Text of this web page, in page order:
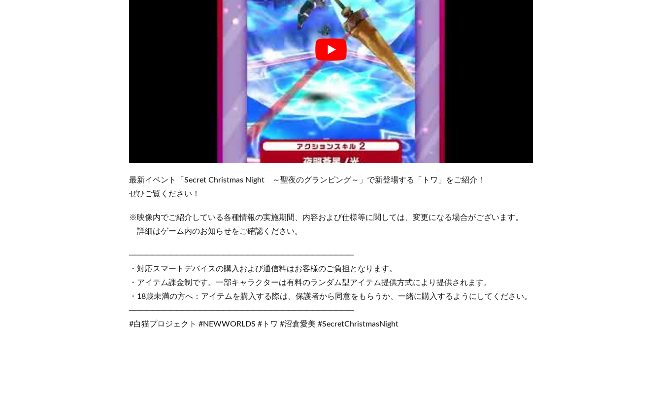
最新イベント「Secret Christmas Night ～聖夜のグランピング～」で新登場する「トワ」をご紹介！
ぜひご覧ください！
※映像内でご紹介している各種情報の実施期間、内容および仕様等に関しては、変更になる場合がございます。
詳細はゲーム内のお知らせをご確認ください。
──────────────────────────────────────
・対応スマートデバイスの購入および通信料はお客様のご負担となります。
・アイテム課金制です。一部キャラクターは有料のランダム型アイテム提供方式により提供されます。
・18歳未満の方へ：アイテムを購入する際は、保護者から同意をもらうか、一緒に購入するようにしてください。
──────────────────────────────────────
#白猫プロジェクト #NEWWORLDS #トワ #沼倉愛美 #SecretChristmasNight